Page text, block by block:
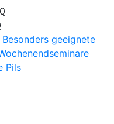
Besonders geeignete
Pils